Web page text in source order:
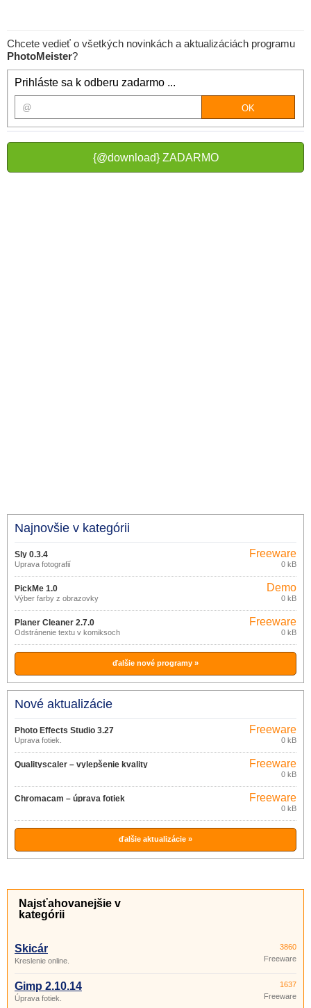
Chcete vedieť o všetkých novinkách a aktualizáciách programu
PhotoMeister?
Prihláste sa k odberu zadarmo ...
{@download} ZADARMO
Najnovšie v kategórii
Sly 0.3.4
Úprava fotografií
Freeware
0 kB
PickMe 1.0
Výber farby z obrazovky
Demo
0 kB
Planer Cleaner 2.7.0
Odstránenie textu v komiksoch
Freeware
0 kB
ďalšie nové programy »
Nové aktualizácie
Photo Effects Studio 3.27
Úprava fotiek.
Freeware
0 kB
Qualityscaler – vylepšenie kvality
Freeware
0 kB
Chromacam – úprava fotiek
Freeware
0 kB
ďalšie aktualizácie »
Najsťahovanejšie v
kategórii
Skicár
Kreslenie online.
3860
Freeware
Gimp 2.10.14
Úprava fotiek.
1637
Freeware